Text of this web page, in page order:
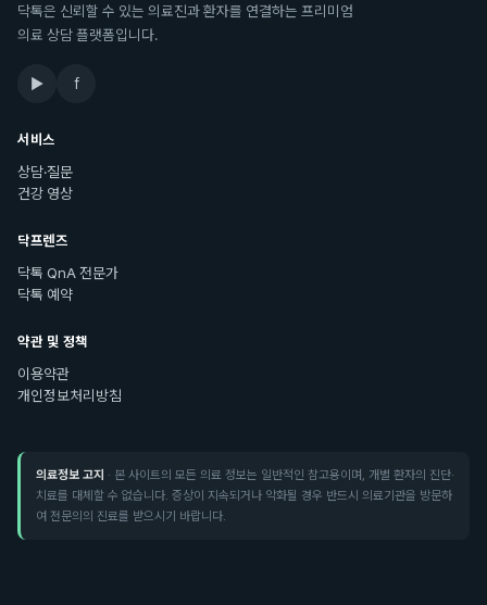
닥톡은 신뢰할 수 있는 의료진과 환자를 연결하는 프리미엄
의료 상담 플랫폼입니다.
▶ f
서비스
상담·질문
건강 영상
닥프렌즈
닥톡 QnA 전문가
닥톡 예약
약관 및 정책
이용약관
개인정보처리방침
의료정보 고지 · 본 사이트의 모든 의료 정보는 일반적인 참고용이며, 개별 환자의 진단·
치료를 대체할 수 없습니다. 증상이 지속되거나 악화될 경우 반드시 의료기관을 방문하
여 전문의의 진료를 받으시기 바랍니다.